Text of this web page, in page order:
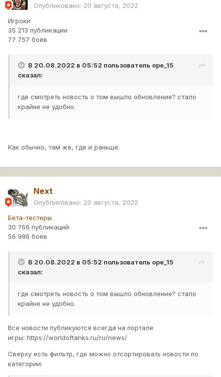
Опубликовано: 20 августа, 2022
Игроки
35 213 публикации
77 757 боёв
В 20.08.2022 в 05:52 пользователь ope_15
сказал:
где смотреть новость о том вышло обновление? стало
крайне не удобно.
Как обычно, там же, где и раньше.
Next
Опубликовано: 20 августа, 2022
Бета-тестеры
30 766 публикаций
56 986 боёв
В 20.08.2022 в 05:52 пользователь ope_15
сказал:
где смотреть новость о том вышло обновление? стало
крайне не удобно.
Все новости публикуются всегда на портале
игры: https://worldoftanks.ru/ru/news/
Сверху есть фильтр, где можно отсортировать новости по
категории: